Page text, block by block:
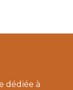
dédiée à